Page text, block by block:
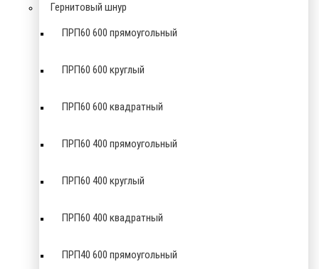
Гернитовый шнур
ПРП60 600 прямоугольный
ПРП60 600 круглый
ПРП60 600 квадратный
ПРП60 400 прямоугольный
ПРП60 400 круглый
ПРП60 400 квадратный
ПРП40 600 прямоугольный